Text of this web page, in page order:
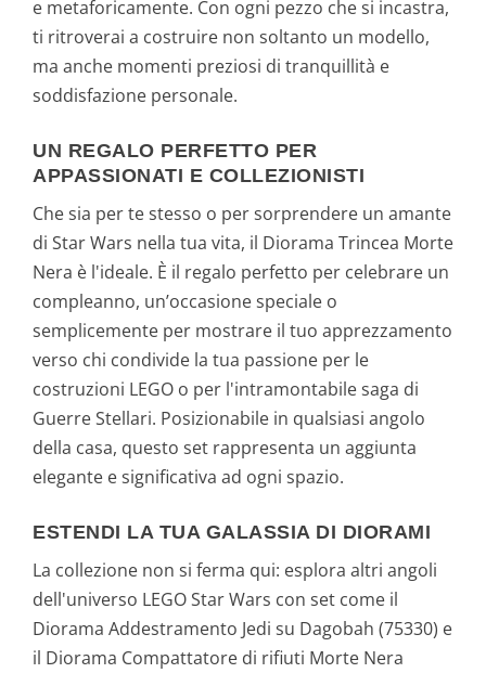
e metaforicamente. Con ogni pezzo che si incastra,
ti ritroverai a costruire non soltanto un modello,
ma anche momenti preziosi di tranquillità e
soddisfazione personale.
UN REGALO PERFETTO PER
APPASSIONATI E COLLEZIONISTI
Che sia per te stesso o per sorprendere un amante
di Star Wars nella tua vita, il Diorama Trincea Morte
Nera è l'ideale. È il regalo perfetto per celebrare un
compleanno, un’occasione speciale o
semplicemente per mostrare il tuo apprezzamento
verso chi condivide la tua passione per le
costruzioni LEGO o per l'intramontabile saga di
Guerre Stellari. Posizionabile in qualsiasi angolo
della casa, questo set rappresenta un aggiunta
elegante e significativa ad ogni spazio.
ESTENDI LA TUA GALASSIA DI DIORAMI
La collezione non si ferma qui: esplora altri angoli
dell'universo LEGO Star Wars con set come il
Diorama Addestramento Jedi su Dagobah (75330) e
il Diorama Compattatore di rifiuti Morte Nera